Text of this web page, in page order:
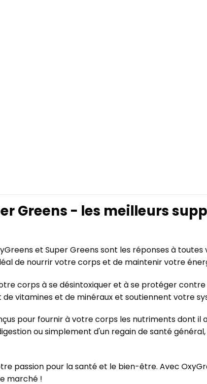
Greens - les meilleurs
et Super Greens sont les réponses à toutes
de nourrir votre corps et de maintenir votre
corps à se désintoxiquer et à se protéger contre
vitamines et de minéraux et soutiennent votre
pour fournir à votre corps les nutriments dont il
ou simplement d'un regain de santé
passion pour la santé et le bien-être. Avec
marché !